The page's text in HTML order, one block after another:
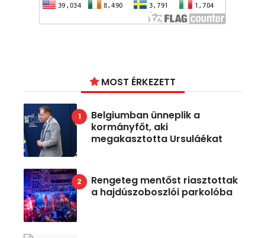
MOST ÉRKEZETT
Belgiumban ünneplik a
kormányfőt, aki
megakasztotta Ursuláékat
Rengeteg mentőst riasztottak
a hajdúszoboszlói parkolóba